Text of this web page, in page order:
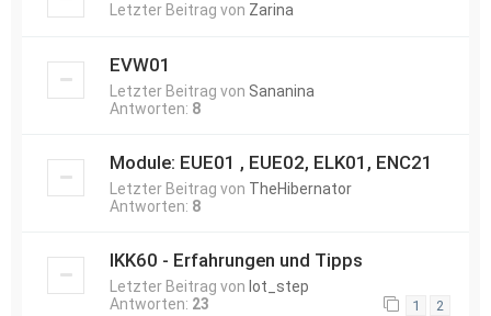
Letzter Beitrag von Zarina
EVW01
Letzter Beitrag von Sananina
Antworten: 8
Module: EUE01 , EUE02, ELK01, ENC21
Letzter Beitrag von TheHibernator
Antworten: 8
IKK60 - Erfahrungen und Tipps
Letzter Beitrag von lot_step
Antworten: 23 1 2